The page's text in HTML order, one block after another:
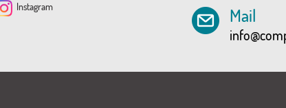
Instagram
Mail